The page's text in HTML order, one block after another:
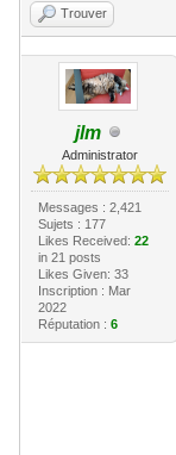
Trouver
jlm
Administrator
Messages : 2,421
Sujets : 177
Likes Received: 22
in 21 posts
Likes Given: 33
Inscription : Mar
2022
Réputation : 6